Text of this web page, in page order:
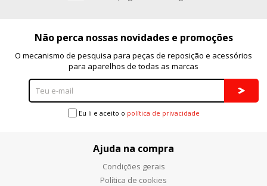
Não perca nossas novidades e promoções
O mecanismo de pesquisa para peças de reposição e acessórios
para aparelhos de todas as marcas
Eu li e aceito o política de privacidade
Ajuda na compra
Condições gerais
Política de cookies